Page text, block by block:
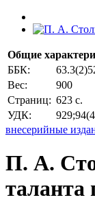
Общие
ББК:
Вес:
900
Страниц: 623 с.
УДК:
внесерийные
П. А.
таланта